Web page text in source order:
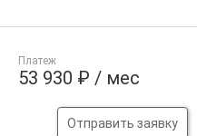
Платеж
53 930 ₽ / мес
Отправить заявку